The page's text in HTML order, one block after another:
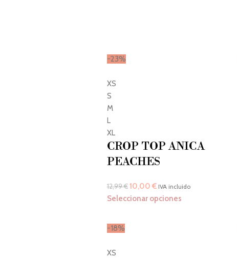
-23%
XS
S
M
L
XL
CROP TOP ANICA
PEACHES
12,99€ 10,00 € IVA incluido
Seleccionar opciones
-18%
XS